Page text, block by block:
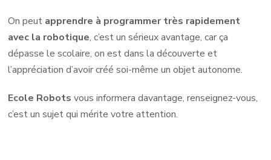
On peut apprendre à programmer très rapidement
avec la robotique, c’est un sérieux avantage, car ça
dépasse le scolaire, on est dans la découverte et
l’appréciation d’avoir créé soi-même un objet autonome.
Ecole Robots vous informera davantage, renseignez-vous,
c’est un sujet qui mérite votre attention.